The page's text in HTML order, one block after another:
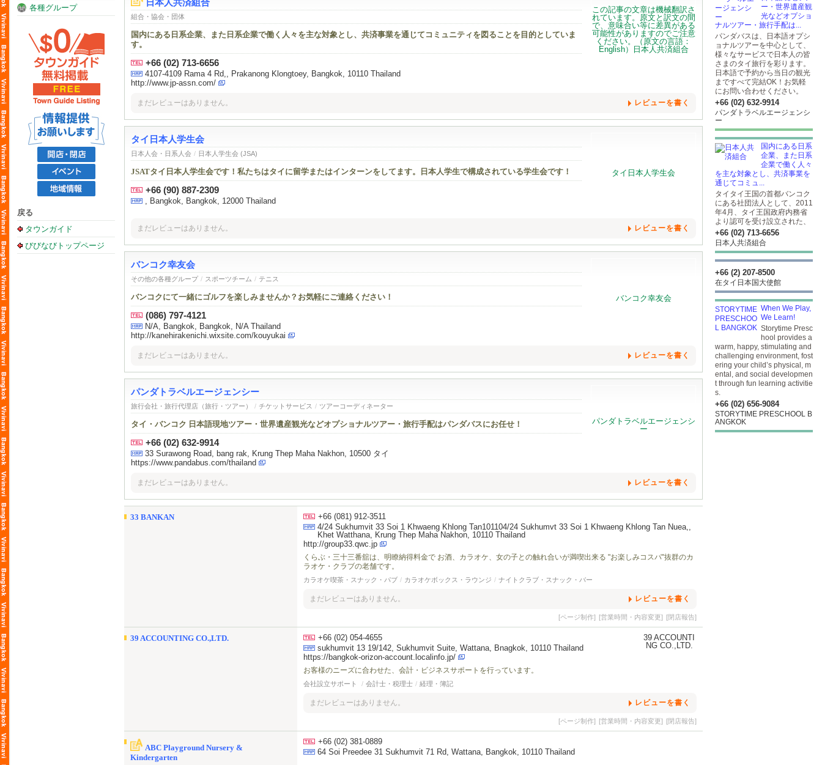
各種グループ
戻る
タウンガイド
びびなびトップページ
日本人共済組合
組合・協会・団体
国内にある日系企業、また日系企業で働く人々を主な対象とし、共済事業を通じてコミュニティを図ることを目的としていま
す。
+66 (02) 713-6656
4107-4109 Rama 4 Rd,, Prakanong Klongtoey, Bangkok, 10110 Thailand
http://www.jp-assn.com/
まだレビューはありません。 レビューを書く
タイ日本人学生会
日本人会・日系人会 / 日本人学生会 (JSA)
JSATタイ日本人学生会です！私たちはタイに留学またはインターンをしてます。日本人学生で構成されている学生会です！
+66 (90) 887-2309
, Bangkok, Bangkok, 12000 Thailand
まだレビューはありません。 レビューを書く
バンコク幸友会
その他の各種グループ / スポーツチーム / テニス
バンコクにて一緒にゴルフを楽しみませんか？お気軽にご連絡ください！
(086) 797-4121
N/A, Bangkok, Bangkok, N/A Thailand
http://kanehirakenichi.wixsite.com/kouyukai
まだレビューはありません。 レビューを書く
パンダトラベルエージェンシー
旅行会社・旅行代理店（旅行・ツアー） / チケットサービス / ツアーコーディネーター
タイ・バンコク 日本語現地ツアー・世界遺産観光などオプショナルツアー・旅行手配はパンダバスにお任せ！
+66 (02) 632-9914
33 Surawong Road, bang rak, Krung Thep Maha Nakhon, 10500 タイ
https://www.pandabus.com/thailand
まだレビューはありません。 レビューを書く
33 BANKAN
+66 (081) 912-3511
4/24 Sukhumvit 33 Soi 1 Khwaeng Khlong Tan101104/24 Sukhumvt 33 Soi 1 Khwaeng Khlong Tan Nuea,,
Khet Watthana, Krung Thep Maha Nakhon, 10110 Thailand
http://group33.qwc.jp
くらぶ・三十三番舘は、明瞭納得料金で お酒、カラオケ、女の子との触れ合いが満喫出来る "お楽しみコスパ"抜群のカ
ラオケ・クラブの老舗です。
カラオケ喫茶・スナック・パブ / カラオケボックス・ラウンジ / ナイトクラブ・スナック・バー
まだレビューはありません。 レビューを書く
[ページ制作] [営業時間・内容変更] [閉店報告]
39 ACCOUNTING CO.,LTD.
+66 (02) 054-4655
sukhumvit 13 19/142, Sukhumvit Suite, Wattana, Bnagkok, 10110 Thailand
https://bangkok-orizon-account.localinfo.jp/
お客様のニーズに合わせた、会計・ビジネスサポートを行っています。
会社設立サポート / 会計士・税理士 / 経理・簿記
まだレビューはありません。 レビューを書く
[ページ制作] [営業時間・内容変更] [閉店報告]
ABC Playground Nursery &
Kindergarten
+66 (02) 381-0889
64 Soi Preedee 31 Sukhumvit 71 Rd, Wattana, Bangkok, 10110 Thailand
ー・世界遺産観
光などオプショ
ナルツアー・旅行手配は...
パンダバスは、日本語オプシ
ョナルツアーを中心として、
様々なサービスで日本人の皆
さまのタイ旅行を彩ります。
日本語で予約から当日の観光
まですべて完結OK！お気軽
にお問い合わせください。
+66 (02) 632-9914
パンダトラベルエージェンシ
ー
国内にある日系
企業、また日系
企業で働く人々
を主な対象とし、共済事業を
通じてコミュ...
タイタイ王国の首都バンコク
にある社団法人として、2011
年4月、タイ王国政府内務省
より認可を受け設立された、
+66 (02) 713-6656
日本人共済組合
+66 (2) 207-8500
在タイ日本国大使館
When We Play,
We Learn!
Storytime Presc
hool provides a
warm, happy, stimulating and
challenging environment, fost
ering your child’s physical, m
ental, and social developmen
t through fun learning activitie
s.
+66 (02) 656-9084
STORYTIME PRESCHOOL B
ANGKOK